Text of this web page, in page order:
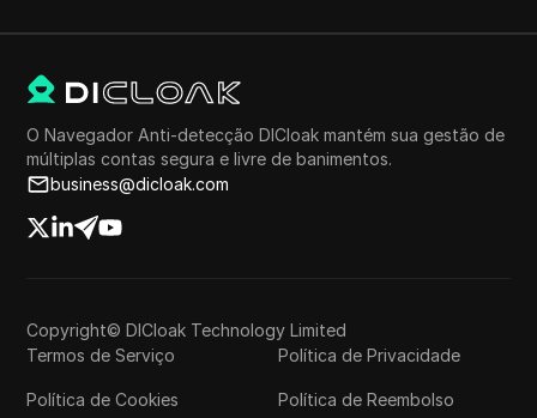
O Navegador Anti-detecção DICloak mantém sua gestão de
múltiplas contas segura e livre de banimentos.
business@dicloak.com
Copyright© DICloak Technology Limited
Termos de Serviço
Política de Privacidade
Política de Cookies Política de Reembolso